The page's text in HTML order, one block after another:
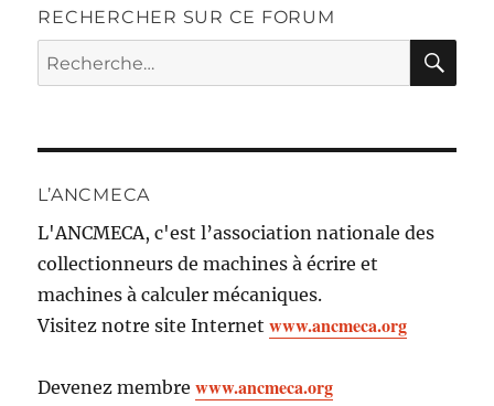
RECHERCHER SUR CE FORUM
Recherche
pour :
L’ANCMECA
L'ANCMECA, c'est l’association nationale des
collectionneurs de machines à écrire et
machines à calculer mécaniques.
Visitez notre site Internetwww.ancmeca.org
Devenez membrewww.ancmeca.org